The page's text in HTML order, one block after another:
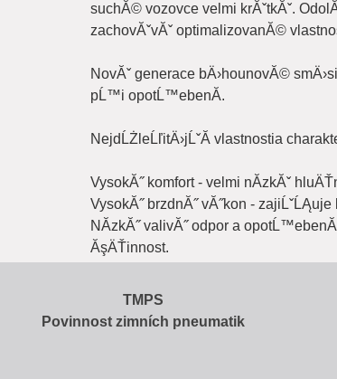
suchĂ© vozovce velmi krĂˇtkĂˇ.
zachovĂˇvĂˇ optimalizovanĂ©
NovĂˇ generace bÄ›hounovĂ©
pĹ™i opotĹ™ebenĂ­.
NejdĹŻleĹľitÄ›jĹˇĂ­ vlastnostia
VysokĂ˝ komfort - velmi nĂ­zkĂˇ
VysokĂ˝ brzdnĂ˝ vĂ˝kon -
NĂ­zkĂ˝ valivĂ˝ odpor a
ĂşÄŤinnost.
TMPS
Povinnost zimních pneumatik